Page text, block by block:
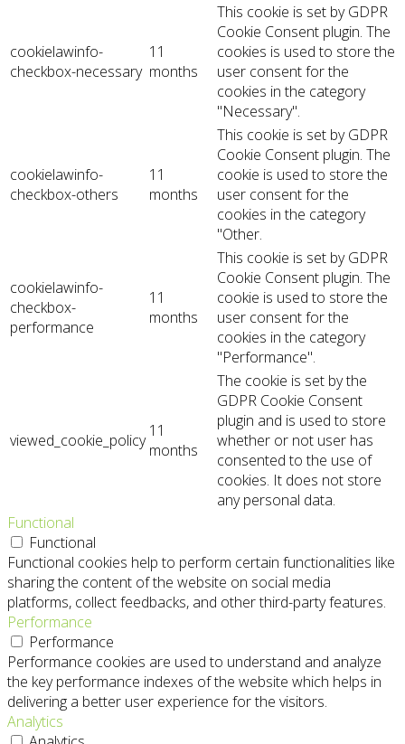
cookielawinfo-
checkbox-necessary
11
months
This cookie is set by GDPR
Cookie Consent plugin. The
cookies is used to store the
user consent for the
cookies in the category
"Necessary".
cookielawinfo-
checkbox-others
11
months
This cookie is set by GDPR
Cookie Consent plugin. The
cookie is used to store the
user consent for the
cookies in the category
"Other.
cookielawinfo-
checkbox-
performance
11
months
This cookie is set by GDPR
Cookie Consent plugin. The
cookie is used to store the
user consent for the
cookies in the category
"Performance".
viewed_cookie_policy 11
months
The cookie is set by the
GDPR Cookie Consent
plugin and is used to store
whether or not user has
consented to the use of
cookies. It does not store
any personal data.
Functional
Functional
Functional cookies help to perform certain functionalities like
sharing the content of the website on social media
platforms, collect feedbacks, and other third-party features.
Performance
Performance
Performance cookies are used to understand and analyze
the key performance indexes of the website which helps in
delivering a better user experience for the visitors.
Analytics